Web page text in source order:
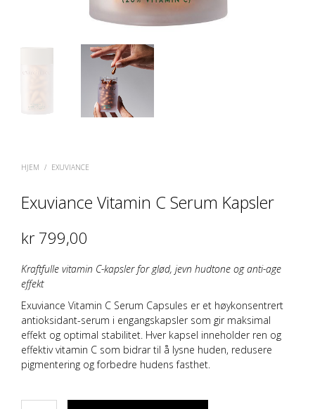
HJEM / EXUVIANCE
Exuviance Vitamin C Serum Kapsler
kr 799,00
Kraftfulle vitamin C-kapsler for glød, jevn hudtone og anti-age
effekt
Exuviance Vitamin C Serum Capsules er et høykonsentrert
antioksidant-serum i engangskapsler som gir maksimal
effekt og optimal stabilitet. Hver kapsel inneholder ren og
effektiv vitamin C som bidrar til å lysne huden, redusere
pigmentering og forbedre hudens fasthet.